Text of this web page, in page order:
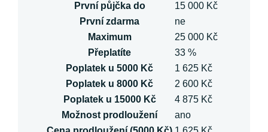
První půjčka do
15 000 Kč
První zdarma
ne
Maximum
25 000 Kč
Přeplatíte
33 %
Poplatek u 5000 Kč
1 625 Kč
Poplatek u 8000 Kč
2 600 Kč
Poplatek u 15000 Kč
4 875 Kč
Možnost prodloužení
ano